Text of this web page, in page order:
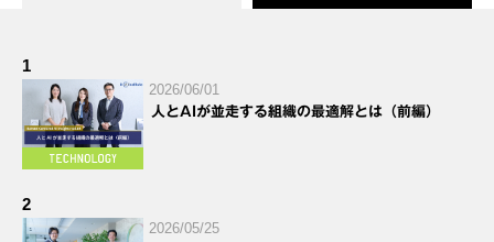
1
2026/06/01
人とAIが並走する組織の最適解とは（前編）
2
2026/05/25